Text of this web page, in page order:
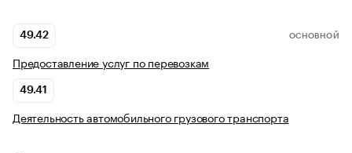
49.42 ОСНОВНОЙ
Предоставление услуг по перевозкам
49.41
Деятельность автомобильного грузового транспорта